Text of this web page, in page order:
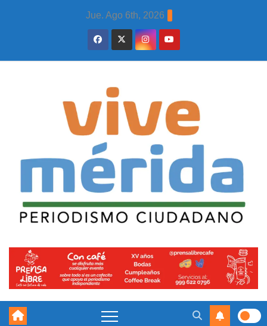
Jue. Ago 6th, 2026